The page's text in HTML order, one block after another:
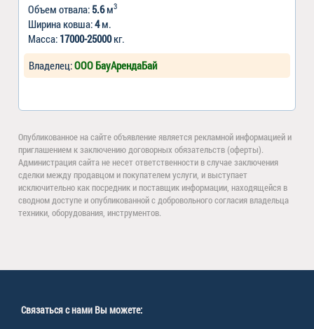
Объем отвала: 5.6м3
Ширина ковша:4м.
Масса: 17000-25000кг.
Владелец:ООО БауАрендаБай
Опубликованное на сайте объявление является рекламной информацией и
приглашением к заключению договорных обязательств (оферты).
Администрация сайта не несет ответственности в случае заключения
сделки между продавцом и покупателем услуги, и выступает
исключительно как посредник и поставщик информации, находящейся в
сводном доступе и опубликованной с добровольного согласия владельца
техники, оборудования, инструментов.
Связаться с нами Вы можете: